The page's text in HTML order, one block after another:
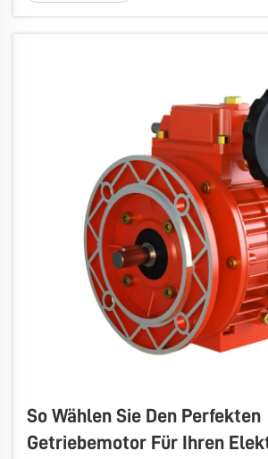
bieten Schraubenräder jedoch einige
So Wählen Sie Den Perfekten
Getriebemotor Für Ihren